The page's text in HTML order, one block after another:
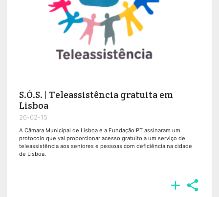
S.Ó.S. | Teleassistência gratuita em
Lisboa
26-02-15
A Câmara Municipal de Lisboa e a Fundação PT assinaram um
protocolo que vai proporcionar acesso gratuito a um serviço de
teleassistência aos seniores e pessoas com deficiência na cidade
de Lisboa.
 